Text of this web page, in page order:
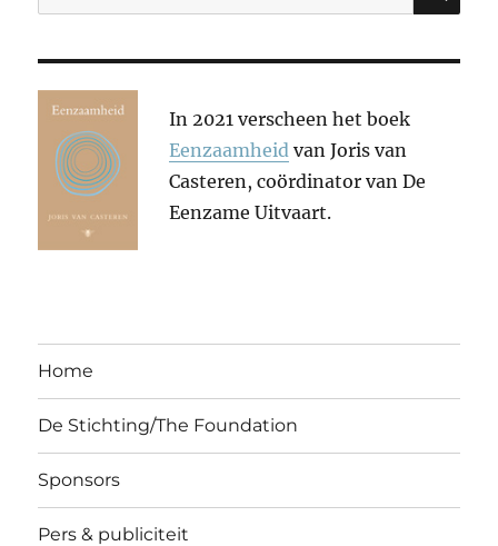
naar:
In 2021 verscheen het boek
Eenzaamheid van Joris van
Casteren, coördinator van De
Eenzame Uitvaart.
Home
De Stichting/The Foundation
Sponsors
Pers & publiciteit